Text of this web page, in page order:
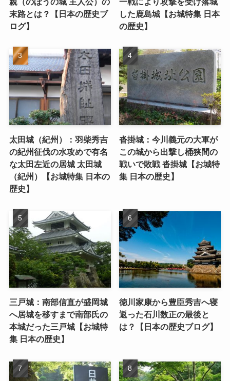
末路とは？【日本の歴史ブ
ログ】
した鹿島城【お城特集 日本
の歴史】
太田城（紀州）：羽柴秀吉
の紀州征伐の水攻めで有名
な太田左近の居城 太田城
（紀州）【お城特集 日本の
歴史】
沓掛城：今川義元の大軍が
この城から出撃し桶狭間の
戦いで敗戦 沓掛城【お城特
集 日本の歴史】
三戸城：南部信直が盛岡城
へ居城を移すまで南部氏の
本城だった三戸城【お城特
集 日本の歴史】
徳川家康から豊臣秀吉へ寝
返った石川数正の最後と
は？【日本の歴史ブログ】